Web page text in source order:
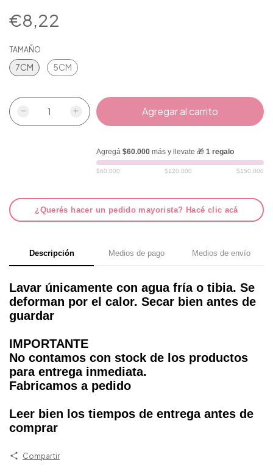
€8,22
TAMAÑO
7CM 5CM
Agregá $60.000más y llevate 🎁 1 regalo
$60.000 $120.000 $150.000
¿Querés hacer un pedido mayorista? Hacé clic acá
Descripción Medios de pago Medios de envío
Lavar únicamente con agua fría o tibia. Se
deforman por el calor. Secar bien antes de
guardar
IMPORTANTE
No contamos con stock de los productos
para entrega inmediata.
Fabricamos a pedido
Leer bien los tiempos de entrega antes de
comprar
Compartir